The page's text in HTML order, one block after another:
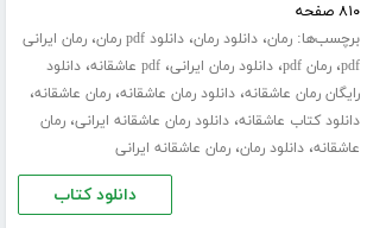
۸۱۰ صفحه
برچسب‌ها:رمان،دانلود رمان،دانلود pdf رمان ،رمان ایرانی
pdf،رمان pdf ،دانلود رمان ایرانی،pdf عاشقانه ،دانلود
رایگان رمان عاشقانه،دانلود رمان عاشقانه،رمان عاشقانه،
دانلود کتاب عاشقانه،دانلود رمان عاشقانه ایرانی،رمان
عاشقانه،دانلود رمان،رمان عاشقانه ایرانی
دانلود کتاب